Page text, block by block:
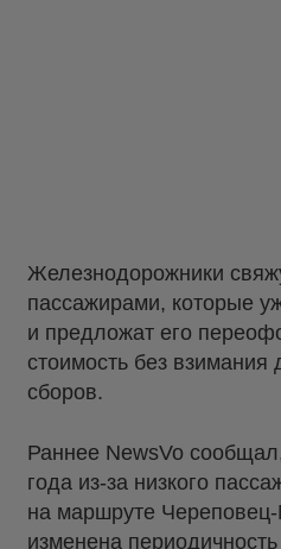
Железнодорожники
пассажирами, которые
и предложат его
стоимость без взимания
сборов.
Раннее NewsVo
года из-за низкого
на маршруте
изменена